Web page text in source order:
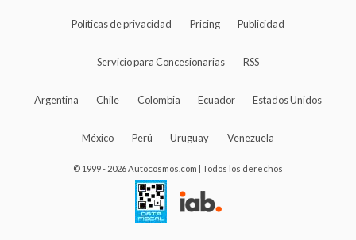
Políticas de privacidad Pricing Publicidad
Servicio para Concesionarias RSS
Argentina Chile Colombia Ecuador Estados Unidos
México Perú Uruguay Venezuela
© 1999 - 2026 Autocosmos.com | Todos los derechos